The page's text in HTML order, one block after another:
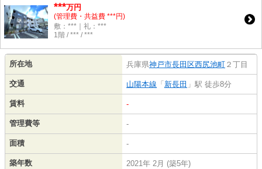
***万円
(管理費・共益費 ***円)
敷：***｜礼：***
1階 / *** / ***
所在地 兵庫県神戸市長田区西尻池町 ２丁目
交通 山陽本線 「 新長田 」駅 徒歩8分
賃料 -
管理費等 -
面積 -
築年数 2021年 2月 (築5年)